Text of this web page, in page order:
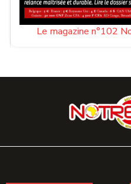
Le magazine n°102